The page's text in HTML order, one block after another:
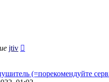
jtiv
(=порекомендуйте